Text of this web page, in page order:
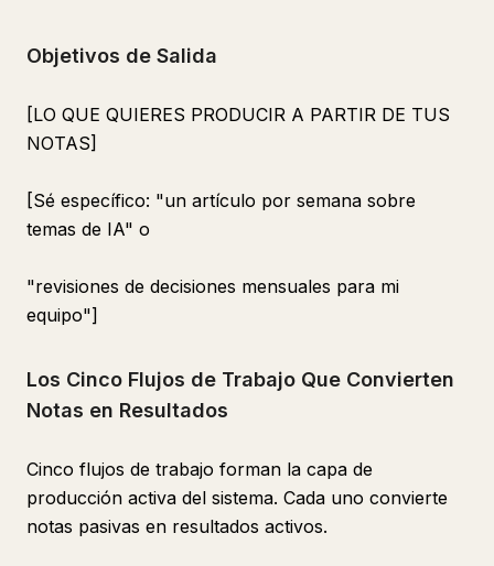
Objetivos de Salida
[LO QUE QUIERES PRODUCIR A PARTIR DE TUS
NOTAS]
[Sé específico: "un artículo por semana sobre
temas de IA" o
"revisiones de decisiones mensuales para mi
equipo"]
Los Cinco Flujos de Trabajo Que Convierten
Notas en Resultados
Cinco flujos de trabajo forman la capa de
producción activa del sistema. Cada uno convierte
notas pasivas en resultados activos.